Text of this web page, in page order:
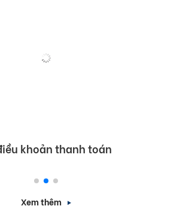
khoản thanh toán
Xem thêm